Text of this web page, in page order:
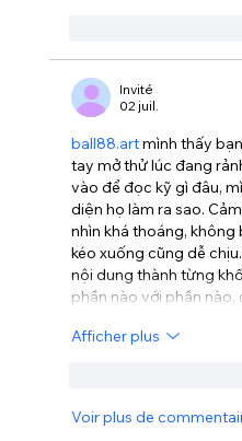
Invité
02 juil.
ball88.art mình thấy
tay mở thử lúc đang
vào để đọc kỹ gì đâu,
diện họ làm ra sao.
nhìn khá thoáng,
kéo xuống cũng dễ
nội dung thành từng
phần nào với phần
Afficher plus
Voir plus de